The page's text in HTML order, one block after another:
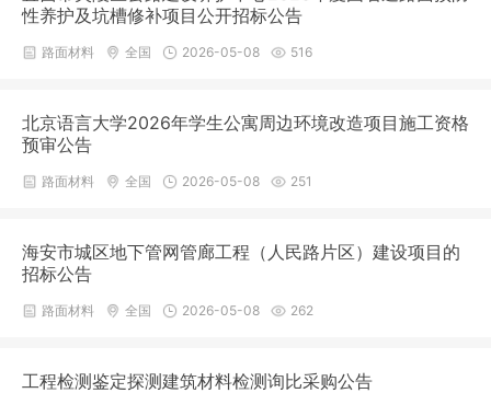
性养护及坑槽修补项目公开招标公告
路面材料 全国 2026-05-08 516
北京语言大学2026年学生公寓周边环境改造项目施工资格
预审公告
路面材料 全国 2026-05-08 251
海安市城区地下管网管廊工程（人民路片区）建设项目的
招标公告
路面材料 全国 2026-05-08 262
工程检测鉴定探测建筑材料检测询比采购公告